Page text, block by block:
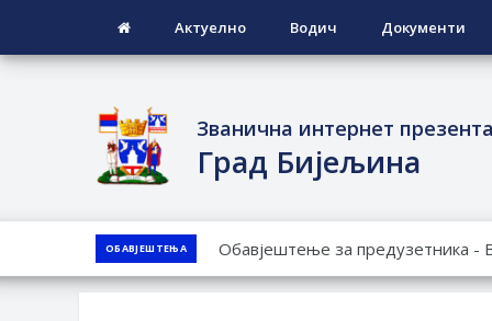
Актуелно Водич Документи
Званична интернет
Град Бијељина
ОБАВЈЕШТЕЊА
ЈАВНИ ПОЗИВ ЗА ПРИЈАВУ
ЈАВНИ КОНКУРС ЗА ДОДЈЕЛУ